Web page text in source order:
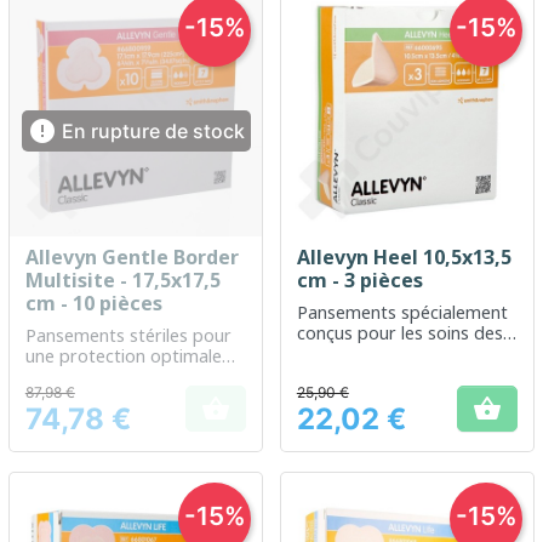
 En rupture de stock
Allevyn Gentle Border
Multisite - 17,5x17,5
cm - 10 pièces
Pansements stériles pour
une protection optimale
Prix
87,98 €
74,78 €
-15%
Allevyn Heel 10,5x13,5
cm - 3 pièces
Pansements spécialement
conçus pour les soins des
Prix
25,90 €
22,02 € 
-15%
-15% -15%